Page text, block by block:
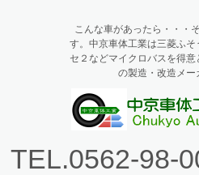
体工業
こんな車があったら・・・
す。中京車体工業は三菱ふそ
セ２などマイクロバスを得
の製造・改造メー
TEL.0562-98-